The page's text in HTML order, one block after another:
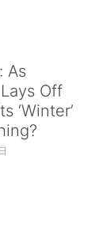
As
Off
‘Winter’